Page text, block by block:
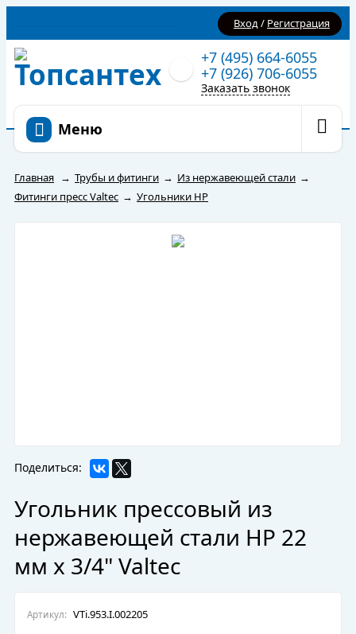
Вход/ Регистрация
+7 (495) 664-6055
+7 (926) 706-6055
Заказать звонок
Меню
Главная → Трубы и фитинги → Из нержавеющей стали →
Фитинги пресс Valtec → Угольники НР
Поделиться:
Угольник прессовый из
нержавеющей стали НР 22
мм х 3/4" Valtec
Артикул: VTi.953.I.002205